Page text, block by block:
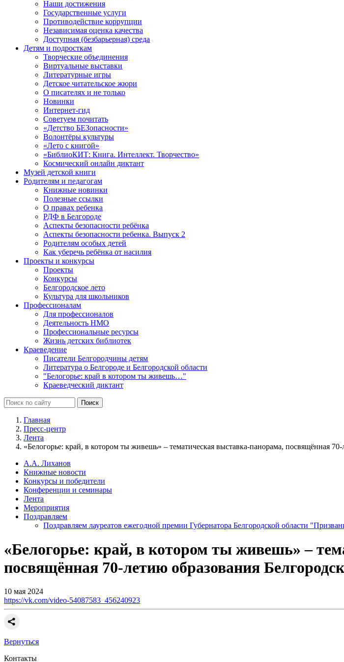
Наши достижения
Государственные услуги
Противодействие коррупции
Независимая оценка качества
Доступная (безбарьерная) среда
Детям и подросткам
Творческие объединения
Виртуальные выставки
Литературные игры
Детское читательское жюри
О писателях и не только
Новинки
Интернет-гид
Советуем почитать
«Детство БЕЗопасности»
Волонтёры культуры
«Лето с книгой»
«БиблиоКИТ: Книга. Интеллект. Творчество»
Космический онлайн диктант
Музей детской книги
Родителям и педагогам
Книжные новинки
Полезные ссылки
О правах ребенка
РДФ в Белгороде
Аспекты безопасности ребёнка
Аспекты безопасности ребенка. Выпуск 2
Родителям особых детей
Как уберечь ребёнка от насилия
Проекты и конкурсы
Проекты
Конкурсы
Белгородское лето
Культура для школьников
Профессионалам
Для профессионалов
Деятельность НМО
Профессиональные ресурсы
Жизнь детских библиотек
Краеведение
Писатели Белгородчины детям
Литература о Белгороде и Белгородской области
"Белогорье: край в котором ты живешь…"
Краеведческий диктант
Главная
Пресс-центр
Лента
«Белогорье: край, в котором ты живешь» – тематическая выставка-панорама, посвящённая
А.А. Лиханов
Книжные новости
Конкурсы и победители
Конференции и семинары
Лента
Мероприятия
Поздравляем
Поздравляем лауреатов ежегодной премии Губернатора Белгородской области
«Белогорье: край, в котором ты живешь» –
посвящённая 70-летию образования
10 мая 2024
https://vk.com/video-54087583_456240923
Вернуться
Контакты